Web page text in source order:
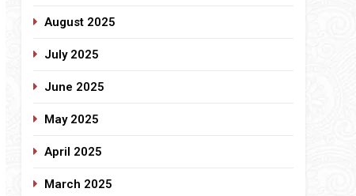
August 2025
July 2025
June 2025
May 2025
April 2025
March 2025